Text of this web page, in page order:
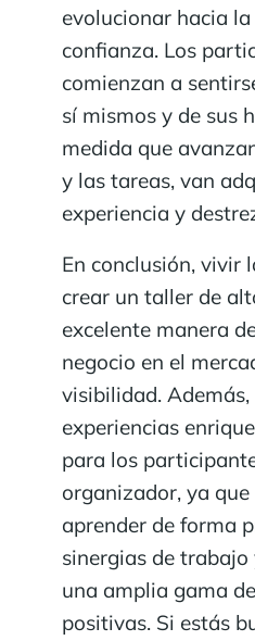
evolucionar hacia
confianza. Los
comienzan a
sí mismos y de sus
medida que
y las tareas, van
experiencia y
En conclusión, vivir
crear un taller de
excelente manera
negocio en el
visibilidad.
experiencias
para los
organizador, ya
aprender de forma
sinergias de
una amplia gama
positivas. Si estás